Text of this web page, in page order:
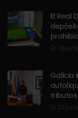
El Real
Galicia